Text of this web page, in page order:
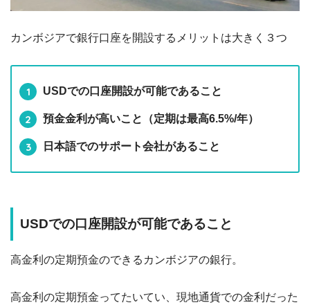
カンボジアで銀行口座を開設するメリットは大きく３つ
USDでの口座開設が可能であること
預金金利が高いこと（定期は最高6.5%/年）
日本語でのサポート会社があること
USDでの口座開設が可能であること
高金利の定期預金のできるカンボジアの銀行。
高金利の定期預金ってたいてい、現地通貨での金利だった